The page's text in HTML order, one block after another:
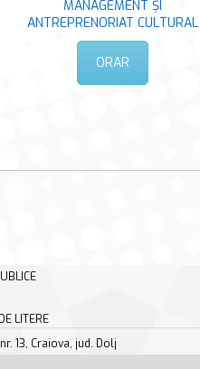
MANAGEMENT ȘI
ANTREPRENORIAT CULTURAL
ORAR
LITERE
13, Craiova, jud. Dolj